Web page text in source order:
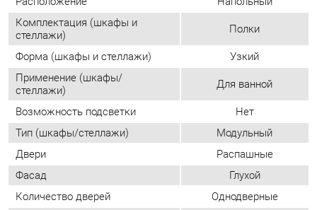
Возможность подсветки
Нет
Тип (шкафы/стеллажи)
Модульный
Двери
Распашные
Фасад
Количество дверей
Шкаф-купе
Нет
Доводчики
Да
Количество полок 4
Направление открытия двери
Определяется при
сборке